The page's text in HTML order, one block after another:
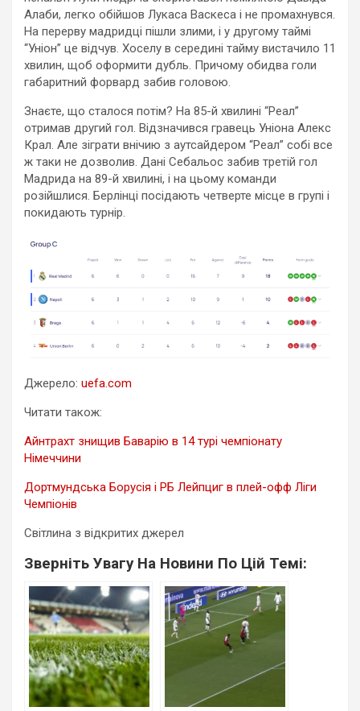
Алаби, легко обійшов Лукаса Васкеса і не промахнувся.
На перерву мадридці пішли злими, і у другому таймі
“Уніон” це відчув. Хоселу в середині тайму вистачило 11
хвилин, щоб оформити дубль. Причому обидва голи
габаритний форвард забив головою.
Знаєте, що сталося потім? На 85-й хвилині “Реал”
отримав другий гол. Відзначився гравець Уніона Алекс
Крал. Але зіграти внічию з аутсайдером “Реал” собі все
ж таки не дозволив. Дані Себальос забив третій гол
Мадрида на 89-й хвилині, і на цьому команди
розійшлися. Берлінці посідають четверте місце в групі і
покидають турнір.
Джерело: uefa.com
Читати також:
Айнтрахт знищив Баварію в 14 турі чемпіонату
Німеччини
Дортмундська Борусія і РБ Лейпциг в плей-офф Ліги
Чемпіонів
Світлина з відкритих джерел
Зверніть Увагу На Новини По Цій Темі: